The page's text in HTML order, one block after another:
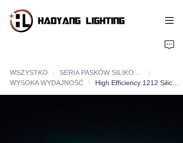
WSZYSTKO
SERIA
WYSOKA WYDAJNOŚĆ WYSOKA WYDAJNOŚĆ
Produkt